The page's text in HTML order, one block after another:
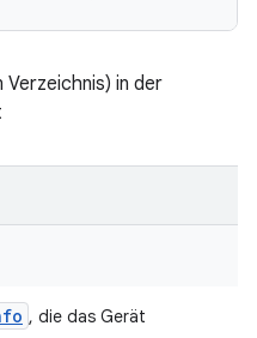
in der
, die das Gerät